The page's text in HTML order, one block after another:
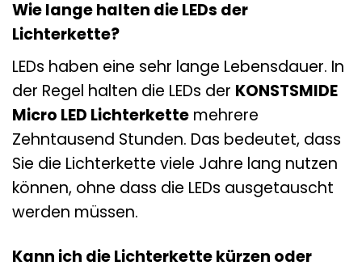
Wie lange halten die LEDs der
Lichterkette?
LEDs haben eine sehr lange Lebensdauer. In
der Regel halten die LEDs der KONSTSMIDE
Micro LED Lichterkette mehrere
Zehntausend Stunden. Das bedeutet, dass
Sie die Lichterkette viele Jahre lang nutzen
können, ohne dass die LEDs ausgetauscht
werden müssen.
Kann ich die Lichterkette kürzen oder